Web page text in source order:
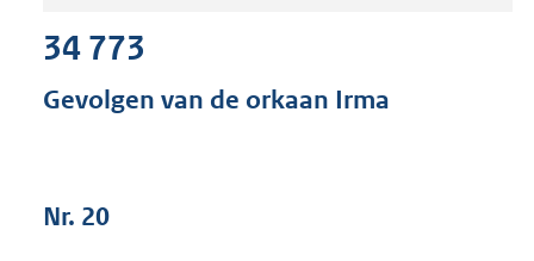
s
34 773
Gevolgen van de orkaan Irma
Nr. 20